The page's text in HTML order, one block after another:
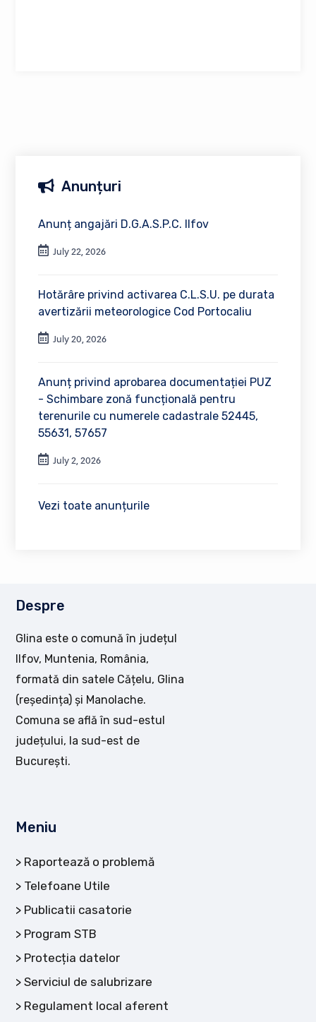
Anunțuri
Anunț angajări D.G.A.S.P.C. Ilfov
July 22, 2026
Hotărâre privind activarea C.L.S.U. pe durata
avertizării meteorologice Cod Portocaliu
July 20, 2026
Anunț privind aprobarea documentației PUZ
- Schimbare zonă funcțională pentru
terenurile cu numerele cadastrale 52445,
55631, 57657
July 2, 2026
Vezi toate anunțurile
Despre
Glina este o comună în județul
Ilfov, Muntenia, România,
formată din satele Cățelu, Glina
(reședința) și Manolache.
Comuna se află în sud-estul
județului, la sud-est de
București.
Meniu
Raportează o problemă
Telefoane Utile
Publicatii casatorie
Program STB
Protecția datelor
Serviciul de salubrizare
Regulament local aferent